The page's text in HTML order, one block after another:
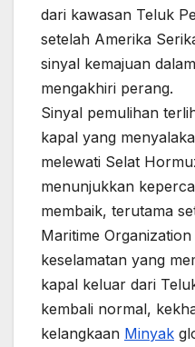
dari kawasan Teluk
setelah Amerika
sinyal kemajuan
mengakhiri perang.
Sinyal pemulihan
kapal yang
melewati Selat
menunjukkan
membaik, terutama
Maritime
keselamatan yang
kapal keluar dari
kembali normal,
kelangkaan Minyak